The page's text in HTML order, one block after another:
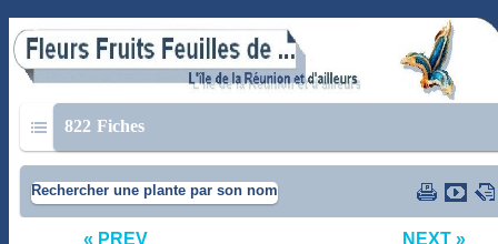
822 Fiches
Rechercher une plante par son nom
« PREV NEXT »